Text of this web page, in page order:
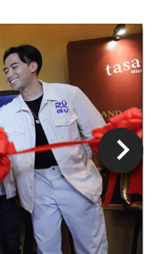
chevron_right